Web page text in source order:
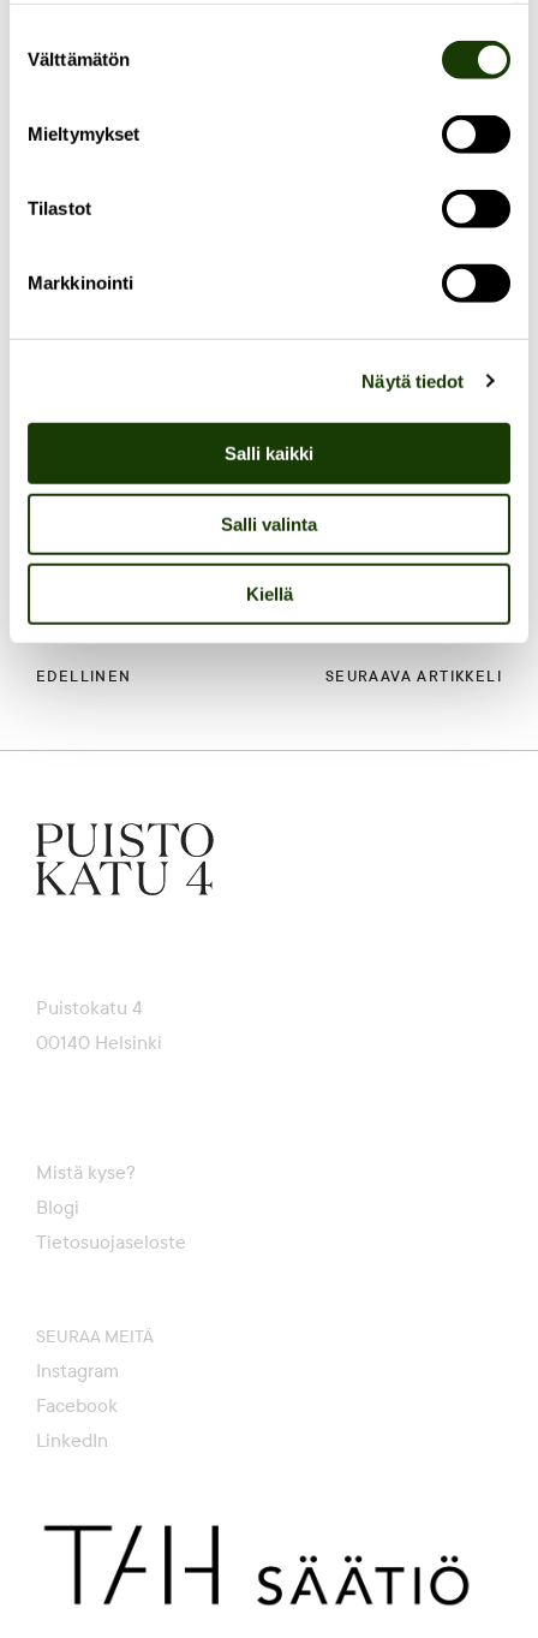
valinta
Välttämätön
Mieltymykset
Tilastot
Markkinointi
Näytä tiedot
Salli kaikki
Salli valinta
Kiellä
tutkimuksen keskuksessa. Miettinen on palkittu useilla
tunnustuksilla, kuten Alfred Kordelinin palkinnolla
(2025) ja Suomen Akatemian akatemiapalkinnolla
EDELLINEN SEURAAVA ARTIKKELI
Puistokatu 4
00140 Helsinki
Mistä kyse?
Blogi
Tietosuojaseloste
SEURAA MEITÄ
Instagram
Facebook
LinkedIn